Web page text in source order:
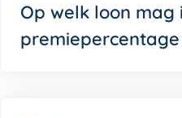
Op welk loon mag